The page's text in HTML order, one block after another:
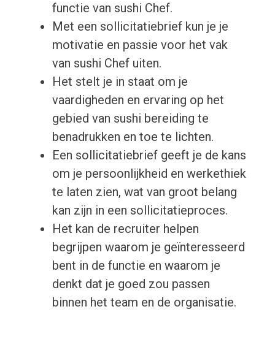
functie van sushi Chef.
Met een sollicitatiebrief kun je je
motivatie en passie voor het vak
van sushi Chef uiten.
Het stelt je in staat om je
vaardigheden en ervaring op het
gebied van sushi bereiding te
benadrukken en toe te lichten.
Een sollicitatiebrief geeft je de kans
om je persoonlijkheid en werkethiek
te laten zien, wat van groot belang
kan zijn in een sollicitatieproces.
Het kan de recruiter helpen
begrijpen waarom je geïnteresseerd
bent in de functie en waarom je
denkt dat je goed zou passen
binnen het team en de organisatie.